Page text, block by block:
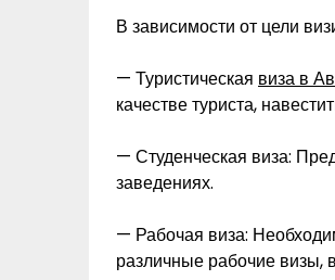
В зависимости от цели
— Туристическая виза в
качестве туриста,
— Студенческая виза:
заведениях.
— Рабочая виза:
различные рабочие